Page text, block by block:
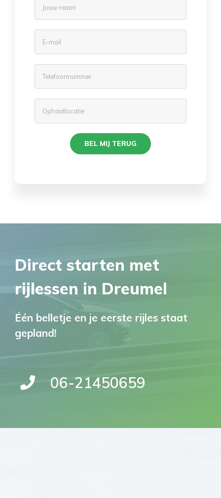
Direct starten met
rijlessen in Dreumel
Één belletje en je eerste rijles staat
gepland!
06-21450659